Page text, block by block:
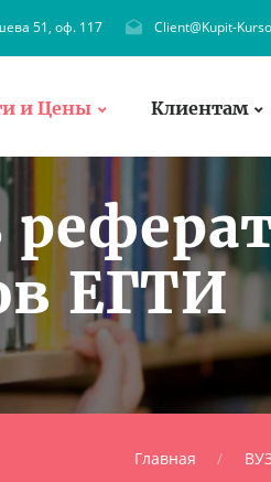
51, оф. 117 Client@Kupit-
и Цены Клиентам
ЕГТИ
Главная